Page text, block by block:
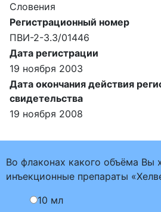
Словения
Регистрационный номер
ПВИ-2-3.3/01446
Дата регистрации
19 ноября 2003
Дата окончания действия
свидетельства
19 ноября 2008
Во флаконах какого объёма Вы
инъекционные препараты
10 мл